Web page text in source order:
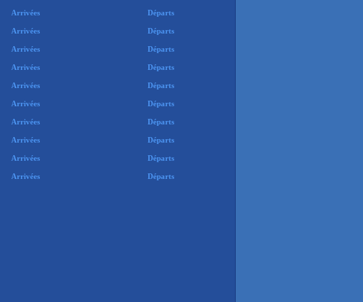
Arrivées Départs
Arrivées Départs
Arrivées Départs
Arrivées Départs
Arrivées Départs
Arrivées Départs
Arrivées Départs
Arrivées Départs
Arrivées Départs
Arrivées Départs